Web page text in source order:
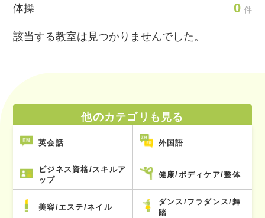
体操 0 件
該当する教室は見つかりませんでした。
他のカテゴリも見る
英会話 外国語
ビジネス資格/スキルア
ップ
健康/ボディケア/整体
美容/エステ/ネイル
ダンス/フラダンス/舞
踏